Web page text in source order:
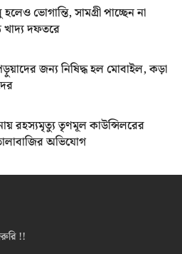
হলেও ভোগান্তি, সামগ্রী পাচ্ছেন না
খাদ্য দফতরে
জন্য নিষিদ্ধ হল মোবাইল, কড়া
রহস্যমৃত্যু তৃণমূল কাউন্সিলরের
অভিযোগ
!!